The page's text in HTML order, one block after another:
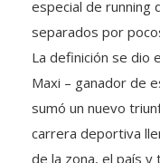
separados por
La definición se dio
Maxi – ganador de
sumó un nuevo
carrera deportiva
de la zona, el país